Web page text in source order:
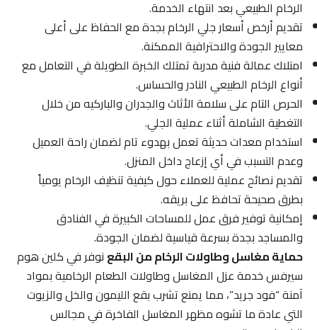
الرخام الطبيعي بعد انتهاء الخدمة.
تقديم أرخص أسعار جلي الرخام بجدة مع الحفاظ على أعلى
معايير الجودة والاحترافية الممكنة.
امتلاك عمالة فنية مدربة تمتلك الخبرة الطويلة في التعامل مع
أنواع الرخام الطبيعي النادر والحساس.
الحرص التام على سلامة الأثاث والجدران والباركيه من خلال
التغطية الشاملة أثناء عملية الجلي.
استخدام معدات حديثة تعمل بهدوء تام لضمان راحة العميل
وعدم التسبب في أي إزعاج داخل المنزل.
تقديم نصائح عملية للعملاء حول كيفية تنظيف الرخام يومياً
بطرق صحيحة تحافظ على بريقه.
إمكانية توفير فرق عمل للمساحات الكبيرة في الفنادق
والمساجد بجدة بسرعة قياسية لضمان الجودة.
حماية مغاسل وطاولات الرخام من البقعنوفر في كلين هوم
سيرفس خدمة عزل المغاسل وطاولات الطعام الرخامية بمواد
آمنة “فود جريد”، مما يمنع تشرب بقع الليمون والخل والزيوت
التي عادة ما تشوه مظهر المغاسل الفاخرة في مجالس